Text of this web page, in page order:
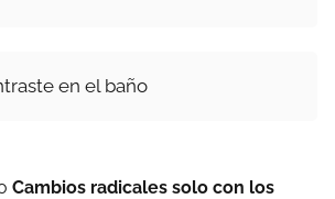
en el baño
Cambios radicales solo con los